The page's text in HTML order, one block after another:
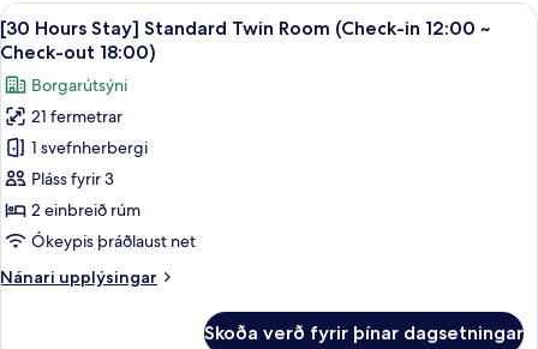
Skoða
allar
myndir
fyrir
[30
Hours
Stay]
Standard
Twin
(Check-
Rúmföt af bestu gerð, dúnsængur,
7
[30 Hours Stay] Standard Twin Room (Check-in 12:00 ~
Check-out 18:00)
Borgarútsýni
21 fermetrar
1 svefnherbergi
Pláss fyrir 3
2 einbreið rúm
Ókeypis þráðlaust net
Nánari upplýsingar
Nánari
Skoða verð fyrir þínar dagsetningar